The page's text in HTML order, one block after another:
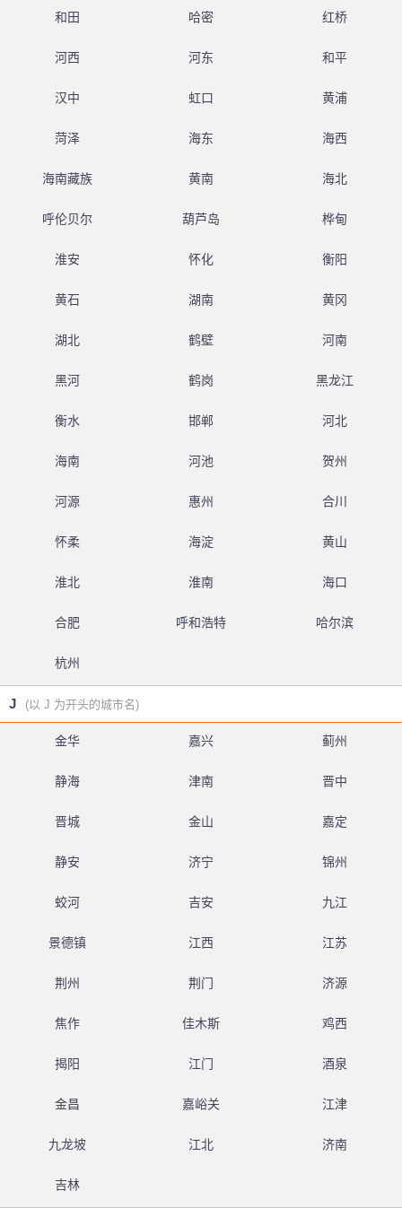
和田 哈密 红桥
河西 河东 和平
汉中 虹口 黄浦
菏泽 海东 海西
海南藏族 黄南 海北
呼伦贝尔 葫芦岛 桦甸
淮安 怀化 衡阳
黄石 湖南 黄冈
湖北 鹤壁 河南
黑河 鹤岗 黑龙江
衡水 邯郸 河北
海南 河池 贺州
河源 惠州 合川
怀柔 海淀 黄山
淮北 淮南 海口
合肥 呼和浩特 哈尔滨
杭州
J (以 J 为开头的城市名)
金华 嘉兴 蓟州
静海 津南 晋中
晋城 金山 嘉定
静安 济宁 锦州
蛟河 吉安 九江
景德镇 江西 江苏
荆州 荆门 济源
焦作 佳木斯 鸡西
揭阳 江门 酒泉
金昌 嘉峪关 江津
九龙坡 江北 济南
吉林